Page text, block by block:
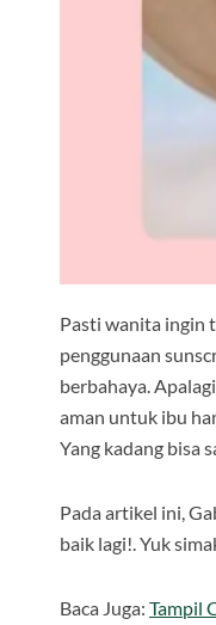
Pasti wanita ingin
penggunaan
berbahaya.
aman untuk ibu
Yang kadang bisa
Pada artikel ini,
baik lagi!. Yuk
Baca Juga: Tampil